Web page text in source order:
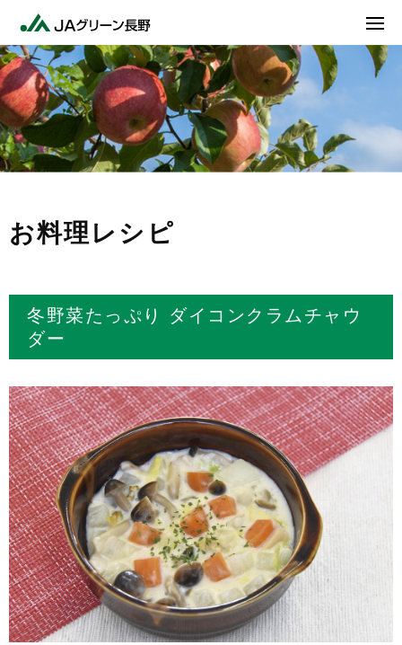
お料理レシピ
冬野菜たっぷり ダイコンクラムチャウ
ダー